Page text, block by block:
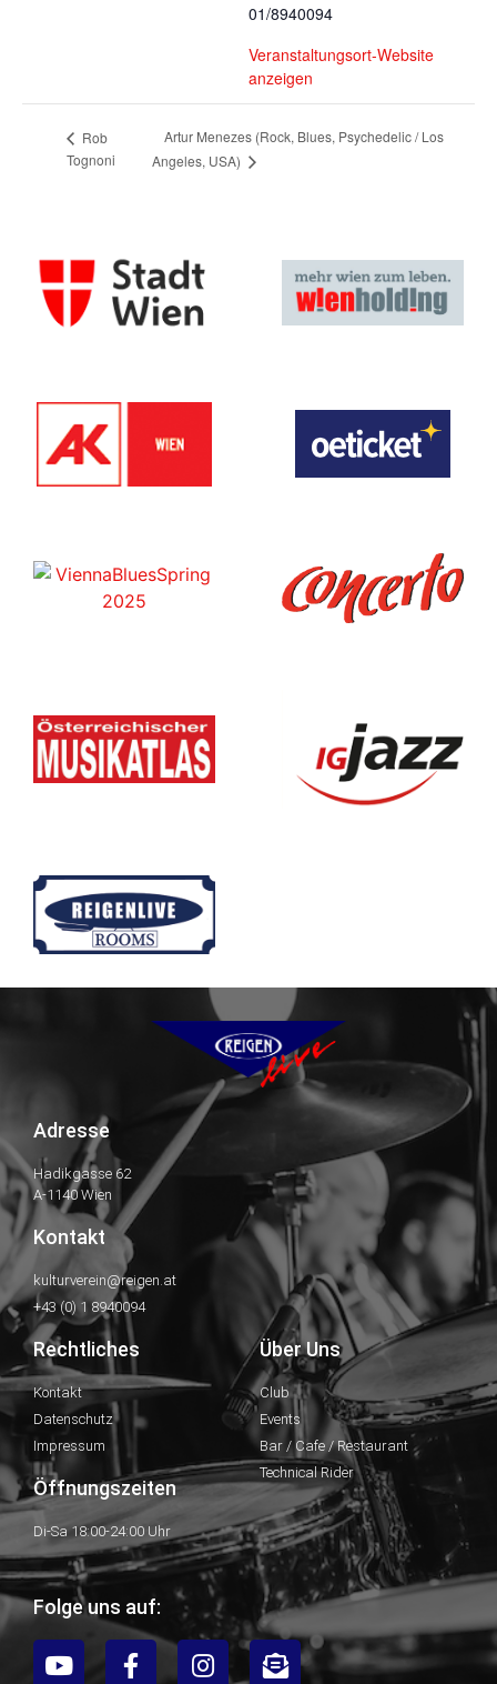
01/8940094
Veranstaltungsort-Website
anzeigen
Rob
Tognoni
Artur Menezes (Rock, Blues, Psychedelic / Los
Angeles, USA)
Adresse
Hadikgasse 62
A-1140 Wien
Kontakt
kulturverein@reigen.at
+43 (0) 1 8940094
Rechtliches
Kontakt
Datenschutz
Impressum
Öffnungszeiten
Di-Sa 18:00-24:00 Uhr
Über Uns
Club
Events
Bar / Cafe / Restaurant
Technical Rider
Folge uns auf: